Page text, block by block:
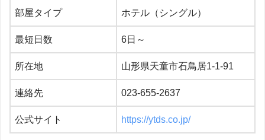
部屋タイプ ホテル（シングル）
最短日数 6日～
所在地 山形県天童市石鳥居1-1-91
連絡先 023-655-2637
公式サイト https://ytds.co.jp/